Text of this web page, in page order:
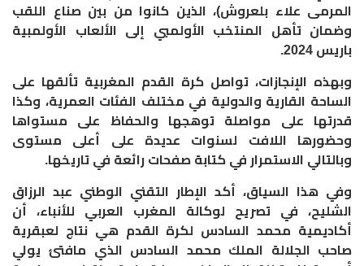
المرمى علاء بلعروش)، الذين كانوا من بين صناع اللقب
وضمان تأهل المنتخب الأولمبي إلى الألعاب الأولمبية
باريس 2024
.
وبهذه الإنجازات، تواصل كرة القدم المغربية تألقها على
الساحة القارية والدولية في مختلف الفئات العمرية، وكذا
قدرتها على مواصلة توهجها والحفاظ على مستواها
وحضورها اللافت لسنوات عديدة على أعلى مستوى
وبالتالي الاستمرار في كتابة صفحات رائعة في تاريخها.
وفي هذا السياق، أكد الإطار التقني الوطني عبد الرزاق
الشليح، في تصريح لوكالة المغرب العربي للأنباء، أن
أكاديمية محمد السادس لكرة القدم هي نتاج لعبقرية
صاحب الجلالة الملك محمد السادس الذي مافتئ يولي